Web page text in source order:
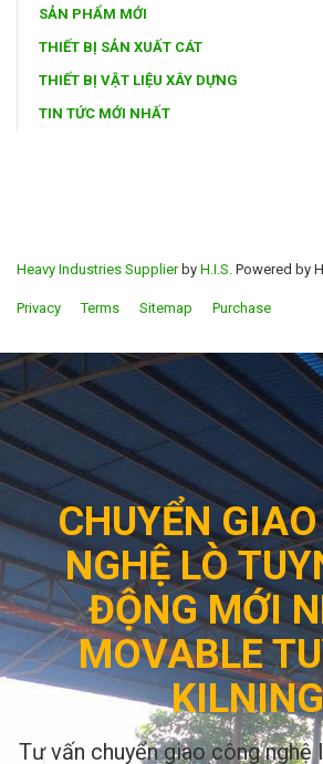
SẢN PHẨM MỚI
THIẾT BỊ SẢN XUẤT CÁT
THIẾT BỊ VẬT LIỆU XÂY DỰNG
TIN TỨC MỚI NHẤT
Heavy Industries Supplierby H.I.S. Powered by
Privacy Terms Sitemap Purchase
CHUYỂN
NGHỆ LÒ
ĐỘNG MỚI
MOVABLE
KILNING
Tư vấn chuyển giao công nghệ